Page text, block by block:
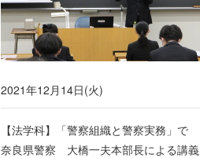
2021年12月14日(火)
【法学科】「警察組織と警察実務」で
奈良県警察 大橋一夫本部長による講義